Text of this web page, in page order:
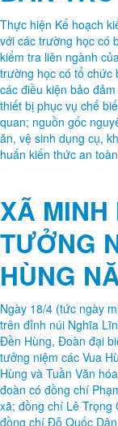
trường học có tổ chức
các điều kiện bảo
thiết bị phục vụ chế
quan; nguồn gốc
ăn, vệ sinh dụng cụ,
huấn kiến thức an
XÃ MINH
TƯỞNG
HÙNG
Ngày 18/4 (tức ngày
trên đỉnh núi Nghĩa
Đền Hùng, Đoàn đại
tưởng niệm các Vua
Hùng và Tuần Văn
đoàn có đồng chí
xã; đồng chí Lê Trọng
đồng chí Đỗ Quốc
các đồng chí trong
xã; lãnh đạo các